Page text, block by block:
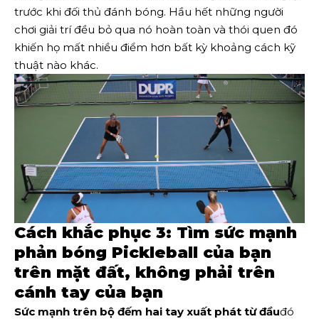
trước khi đối thủ đánh bóng. Hầu hết những người
chơi giải trí đều bỏ qua nó hoàn toàn và thói quen đó
khiến họ mất nhiều điểm hơn bất kỳ khoảng cách kỹ
thuật nào khác.
Cách khắc phục 3: Tìm sức mạnh
phản bóng Pickleball của bạn
trên mặt đất, không phải trên
cánh tay của bạn
Sức mạnh trên bộ đếm hai tay xuất phát từ đầuđó